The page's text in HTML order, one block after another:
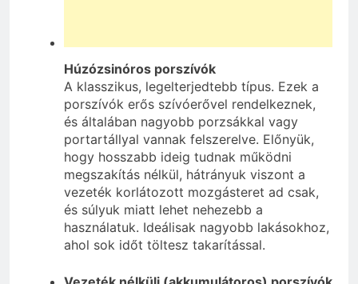
Húzózsinóros porszívók
A klasszikus, legelterjedtebb típus. Ezek a
porszívók erős szívóerővel rendelkeznek,
és általában nagyobb porzsákkal vagy
portartállyal vannak felszerelve. Előnyük,
hogy hosszabb ideig tudnak működni
megszakítás nélkül, hátrányuk viszont a
vezeték korlátozott mozgásteret ad csak,
és súlyuk miatt lehet nehezebb a
használatuk. Ideálisak nagyobb lakásokhoz,
ahol sok időt töltesz takarítással.